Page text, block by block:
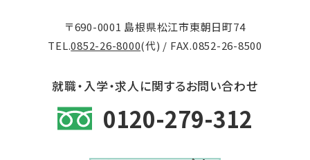
〒690-0001 島根県松江市東朝日町74
TEL.0852-26-8000(代) / FAX.0852-26-8500
就職・入学・求人に関するお問い合わせ
0120-279-312